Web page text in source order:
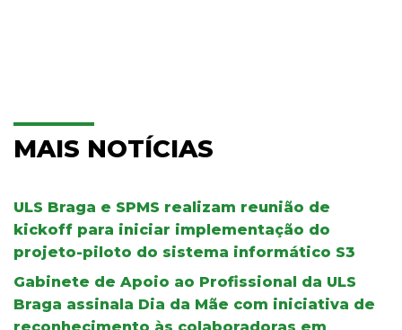
MAIS NOTÍCIAS
ULS Braga e SPMS realizam reunião de
kickoff para iniciar implementação do
projeto-piloto do sistema informático S3
Gabinete de Apoio ao Profissional da ULS
Braga assinala Dia da Mãe com iniciativa de
reconhecimento às colaboradoras em